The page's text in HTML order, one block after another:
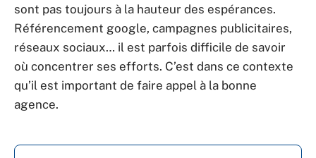
sont pas toujours à la hauteur des espérances.
Référencement google, campagnes publicitaires,
réseaux sociaux… il est parfois difficile de savoir
où concentrer ses efforts. C’est dans ce contexte
qu’il est important de faire appel à la bonne
agence.